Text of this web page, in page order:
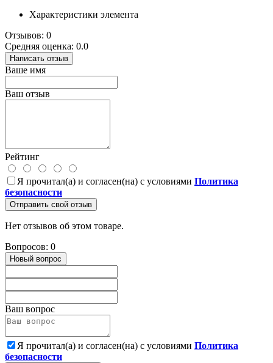
Характеристики элемента
Отзывов: 0
Средняя оценка: 0.0
Написать отзыв
Ваше имя
Ваш отзыв
Рейтинг
Я прочитал(а) и согласен(на) с условиями Политика
безопасности
Отправить свой отзыв
Нет отзывов об этом товаре.
Вопросов: 0
Новый вопрос
Ваш вопрос
Я прочитал(а) и согласен(на) с условиями Политика
безопасности